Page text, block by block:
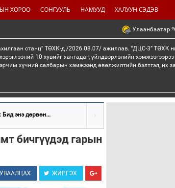
ХОРОО СОНГУУЛЬ НАМУУД ХАЛУУН СЭДЭВ
Улаанбаатар o
станц” ТӨХК-д /2026.08.07/ ажиллав. “ДЦС-3” ТӨХК
10 хувийг хангадаг, үйлдвэрлэлийн
хүчний салбарын хэмжээнд өвөлжилтийн бэлтгэл, их
Бид энэ дөрвөн...
бичгүүдэд гарын
ЖИРГЭХ